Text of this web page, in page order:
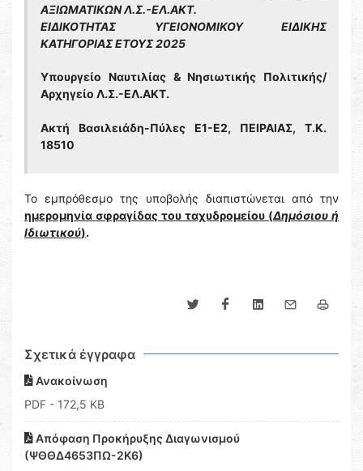
ΑΞΙΩΜΑΤΙΚΩΝ Λ.Σ.-ΕΛ.ΑΚΤ.
ΕΙΔΙΚΟΤΗΤΑΣ ΥΓΕΙΟΝΟΜΙΚΟΥ ΕΙΔΙΚΗΣ
ΚΑΤΗΓΟΡΙΑΣ ΕΤΟΥΣ 2025
Υπουργείο Ναυτιλίας & Νησιωτικής Πολιτικής/
Αρχηγείο Λ.Σ.-ΕΛ.ΑΚΤ.
Ακτή Βασιλειάδη-Πύλες Ε1-Ε2, ΠΕΙΡΑΙΑΣ, Τ.Κ.
18510
Το εμπρόθεσμο της υποβολής διαπιστώνεται από την
ημερομηνία σφραγίδας του ταχυδρομείου (Δημόσιου ή
Ιδιωτικού).
Σχετικά έγγραφα
Ανακοίνωση
PDF - 172,5 KB
Απόφαση Προκήρυξης Διαγωνισμού
(ΨΘΘΔ4653ΠΩ-2Κ6)